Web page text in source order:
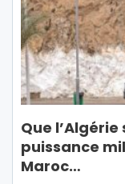
Que
puissance
Maroc…